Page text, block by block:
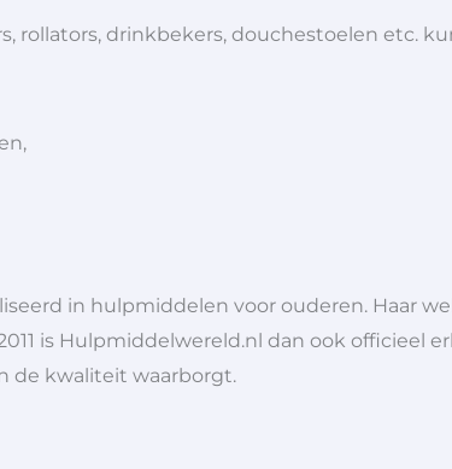
rollators, drinkbekers, douchestoelen etc.
in hulpmiddelen voor ouderen. Haar
is Hulpmiddelwereld.nl dan ook
de kwaliteit waarborgt.